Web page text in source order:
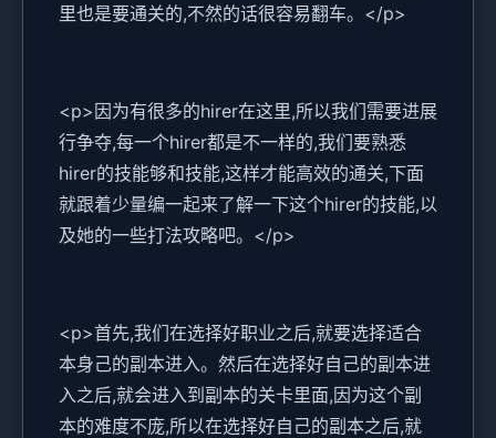
里也是要通关的,不然的话很容易翻车。</p>
<p>因为有很多的hirer在这里,所以我们需要进展
行争夺,每一个hirer都是不一样的,我们要熟悉
hirer的技能够和技能,这样才能高效的通关,下面
就跟着少量编一起来了解一下这个hirer的技能,以
及她的一些打法攻略吧。</p>
<p>首先,我们在选择好职业之后,就要选择适合
本身己的副本进入。然后在选择好自己的副本进
入之后,就会进入到副本的关卡里面,因为这个副
本的难度不庞,所以在选择好自己的副本之后,就